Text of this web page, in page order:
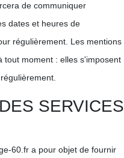
de communiquer
dates et heures de
régulièrement. Les mentions
tout moment : elles s'imposent
SERVICES
60.fr a pour objet de fournir